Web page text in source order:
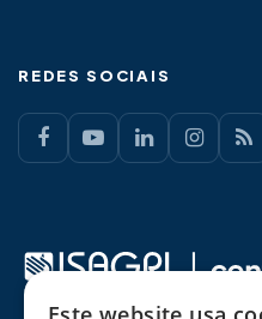
REDES SOCIAIS